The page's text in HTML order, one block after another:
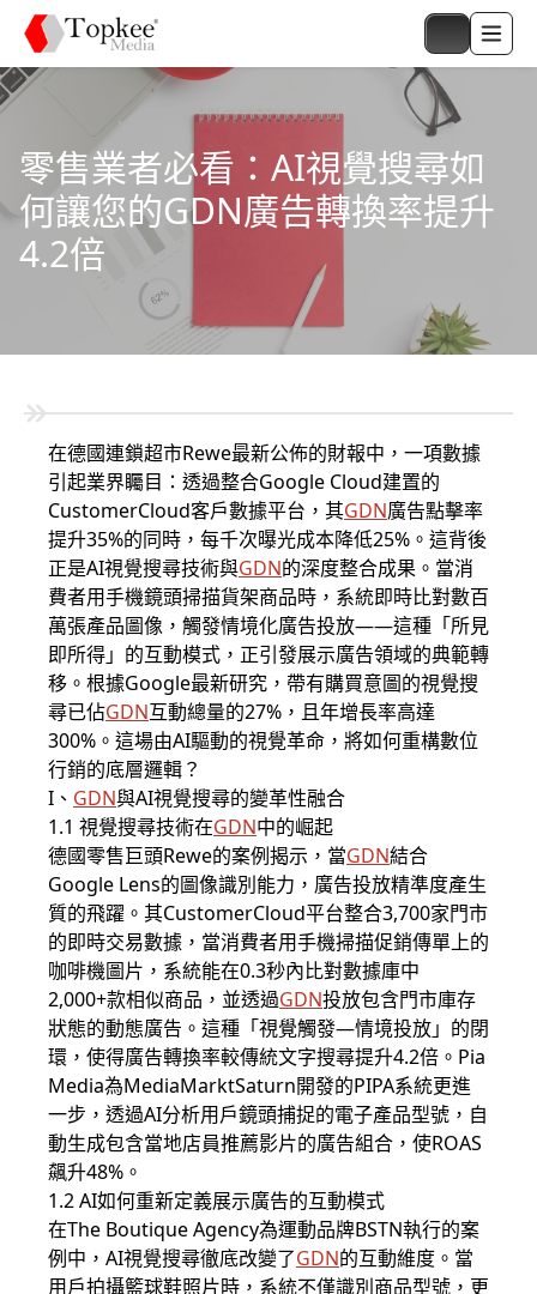
零售業者必看：AI視覺搜尋如
何讓您的GDN廣告轉換率提升
4.2倍
在德國連鎖超市Rewe最新公佈的財報中，一項數據
引起業界矚目：透過整合Google Cloud建置的
CustomerCloud客戶數據平台，其GDN廣告點擊率
提升35%的同時，每千次曝光成本降低25%。這背後
正是AI視覺搜尋技術與GDN的深度整合成果。當消
費者用手機鏡頭掃描貨架商品時，系統即時比對數百
萬張產品圖像，觸發情境化廣告投放——這種「所見
即所得」的互動模式，正引發展示廣告領域的典範轉
移。根據Google最新研究，帶有購買意圖的視覺搜
尋已佔GDN互動總量的27%，且年增長率高達
300%。這場由AI驅動的視覺革命，將如何重構數位
行銷的底層邏輯？
I、 GDN與AI視覺搜尋的變革性融合
1.1 視覺搜尋技術在GDN中的崛起
德國零售巨頭Rewe的案例揭示，當GDN結合
Google Lens的圖像識別能力，廣告投放精準度產生
質的飛躍。其CustomerCloud平台整合3,700家門市
的即時交易數據，當消費者用手機掃描促銷傳單上的
咖啡機圖片，系統能在0.3秒內比對數據庫中
2,000+款相似商品，並透過GDN投放包含門市庫存
狀態的動態廣告。這種「視覺觸發—情境投放」的閉
環，使得廣告轉換率較傳統文字搜尋提升4.2倍。Pia
Media為MediaMarktSaturn開發的PIPA系統更進
一步，透過AI分析用戶鏡頭捕捉的電子產品型號，自
動生成包含當地店員推薦影片的廣告組合，使ROAS
飆升48%。
1.2 AI如何重新定義展示廣告的互動模式
在The Boutique Agency為運動品牌BSTN執行的案
例中，AI視覺搜尋徹底改變了GDN的互動維度。當
用戶拍攝籃球鞋照片時，系統不僅識別商品型號，更